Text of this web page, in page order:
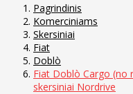
Pagrindinis
Komerciniams
Skersiniai
Fiat
Doblò
Fiat Doblò Cargo (no
skersiniai Nordrive